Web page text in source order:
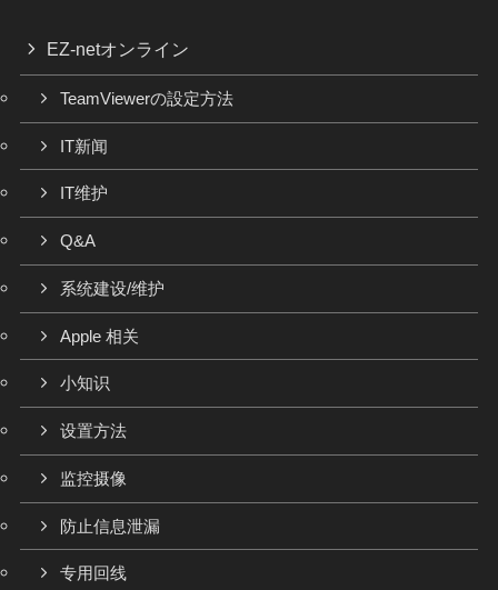
EZ-netオンライン
TeamViewerの設定方法
IT新闻
IT维护
Q&A
系统建设/维护
Apple 相关
小知识
设置方法
监控摄像
防止信息泄漏
专用回线